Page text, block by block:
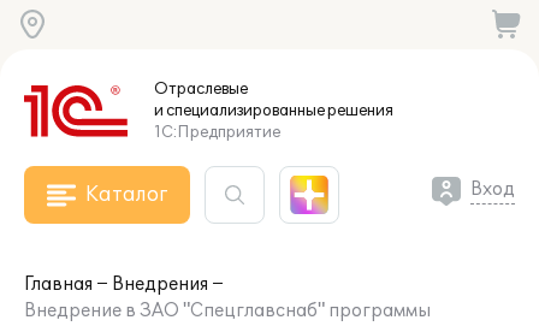
Отраслевые
и специализированныерешения
1С:Предприятие
Каталог Вход
Главная
Внедрения
Внедрение в ЗАО "Спецглавснаб" программы